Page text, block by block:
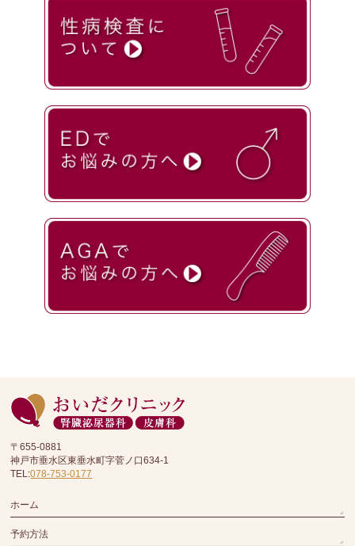
〒655-0881
神戸市垂水区東垂水町字菅ノ口634-1
TEL:078-753-0177
ホーム
予約方法